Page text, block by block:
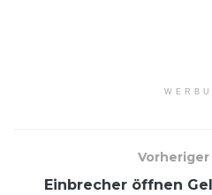
Vorheriger
Einbrecher öffnen